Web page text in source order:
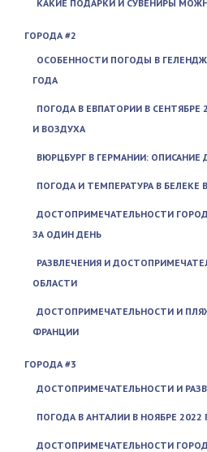
КАКИЕ ПОДАРКИ И СУВЕНИРЫ
ГОРОДА #2
ОСОБЕННОСТИ ПОГОДЫ В
ГОДА
ПОГОДА В ЕВПАТОРИИ В СЕНТЯБРЕ
И ВОЗДУХА
ВЮРЦБУРГ В ГЕРМАНИИ:
ПОГОДА И ТЕМПЕРАТУРА В БЕЛЕКЕ
ДОСТОПРИМЕЧАТЕЛЬНОСТИ
ЗА ОДИН ДЕНЬ
РАЗВЛЕЧЕНИЯ И
ОБЛАСТИ
ДОСТОПРИМЕЧАТЕЛЬНОСТИ И
ФРАНЦИИ
ГОРОДА #3
ДОСТОПРИМЕЧАТЕЛЬНОСТИ И
ПОГОДА В АНТАЛИИ В НОЯБРЕ 2022
ДОСТОПРИМЕЧАТЕЛЬНОСТИ